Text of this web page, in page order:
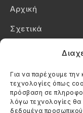
Για να παρέχουμε την
τεχνολογίες όπως
πρόσβαση σε
λόγω τεχνολογίες θα
δεδομένα
Αρχική
Σχετικά
Πολιτική Cookies